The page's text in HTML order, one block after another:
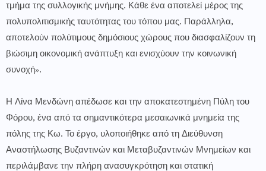
τμήμα της συλλογικής μνήμης. Κάθε ένα αποτελεί μέρος της
πολυπολιτισμικής ταυτότητας του τόπου μας. Παράλληλα,
αποτελούν πολύτιμους δημόσιους χώρους που διασφαλίζουν τη
βιώσιμη οικονομική ανάπτυξη και ενισχύουν την κοινωνική
συνοχή».
Η Λίνα Μενδώνη απέδωσε και την αποκατεστημένη Πύλη του
Φόρου, ένα από τα σημαντικότερα μεσαιωνικά μνημεία της
πόλης της Κω. Το έργο, υλοποιήθηκε από τη Διεύθυνση
Αναστήλωσης Βυζαντινών και Μεταβυζαντινών Μνημείων και
περιλάμβανε την πλήρη ανασυγκρότηση και στατική